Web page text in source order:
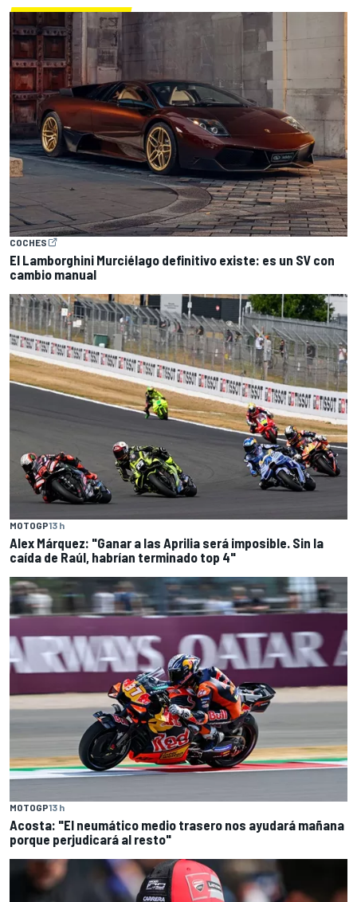
COCHES
El Lamborghini Murciélago definitivo existe: es un SV con
cambio manual
MOTOGP13 h
Alex Márquez: "Ganar a las Aprilia será imposible. Sin la
caída de Raúl, habrían terminado top 4"
MOTOGP13 h
Acosta: "El neumático medio trasero nos ayudará mañana
porque perjudicará al resto"